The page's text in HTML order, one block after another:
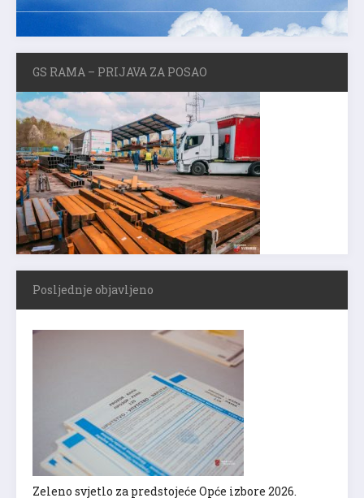
GS RAMA – PRIJAVA ZA POSAO
Posljednje objavljeno
Zeleno svjetlo za predstojeće Opće izbore 2026.